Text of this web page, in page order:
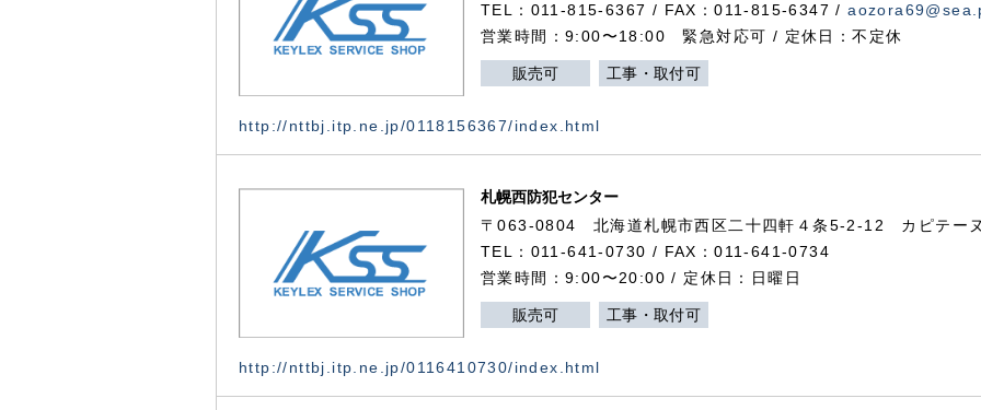
TEL：011-815-6367 / FAX：011-815-6347 /
営業時間：9:00〜18:00 緊急対応可 / 定休日：不定休
販売可 工事・取付可
http://nttbj.itp.ne.jp/0118156367/index.html
札幌西防犯センター
〒063-0804 北海道札幌市西区二十四軒４条5-2-12 カピテー
TEL：011-641-0730 / FAX：011-641-0734
営業時間：9:00〜20:00 / 定休日：日曜日
販売可 工事・取付可
http://nttbj.itp.ne.jp/0116410730/index.html